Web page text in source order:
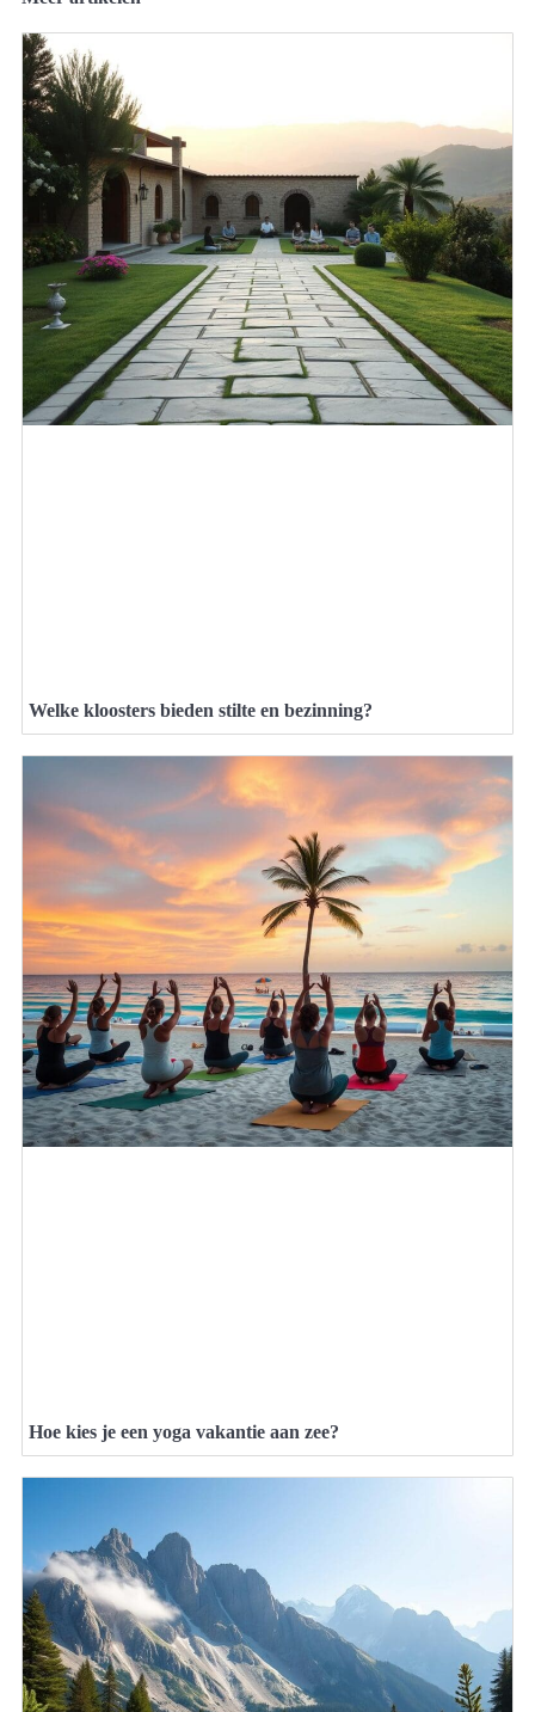
Welke kloosters bieden stilte en bezinning?
Hoe kies je een yoga vakantie aan zee?